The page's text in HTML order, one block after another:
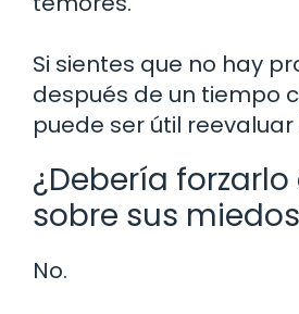
Si sientes que no hay
después de un tiempo
puede ser útil
¿Debería
sobre sus
No.